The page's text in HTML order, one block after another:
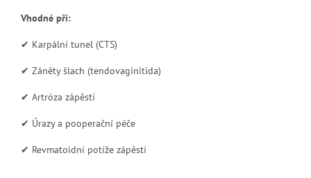
Vhodné při:
✔ Karpální tunel (CTS)
✔ Záněty šlach (tendovaginitida)
✔ Artróza zápěstí
✔ Úrazy a pooperační péče
✔ Revmatoidní potíže zápěstí